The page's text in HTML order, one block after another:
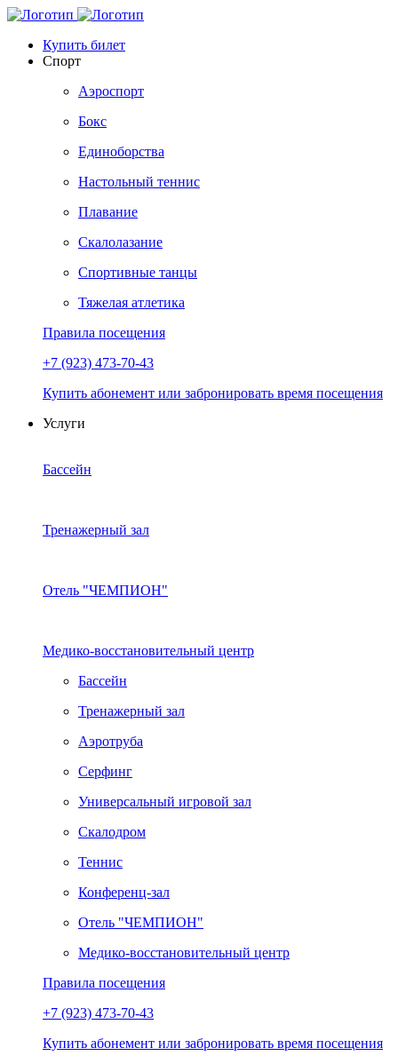
Купить билет
Спорт
Аэроспорт
Бокс
Единоборства
Настольный теннис
Плавание
Скалолазание
Спортивные танцы
Тяжелая атлетика
Правила посещения
+7 (923) 473-70-43
Купить абонемент или забронировать время посещения
Услуги
Бассейн
Тренажерный зал
Отель "ЧЕМПИОН"
Медико-восстановительный центр
Бассейн
Тренажерный зал
Аэротруба
Серфинг
Универсальный игровой зал
Скалодром
Теннис
Конференц-зал
Отель "ЧЕМПИОН"
Медико-восстановительный центр
Правила посещения
+7 (923) 473-70-43
Купить абонемент или забронировать время посещения